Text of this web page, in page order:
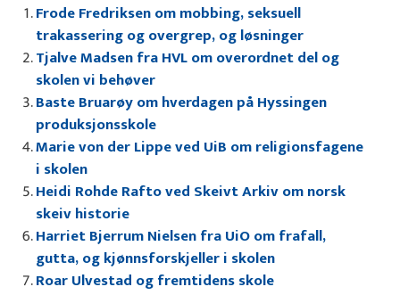
Frode Fredriksen om mobbing, seksuell
trakassering og overgrep, og løsninger
Tjalve Madsen fra HVL om overordnet del og
skolen vi behøver
Baste Bruarøy om hverdagen på Hyssingen
produksjonsskole
Marie von der Lippe ved UiB om religionsfagene
i skolen
Heidi Rohde Rafto ved Skeivt Arkiv om norsk
skeiv historie
Harriet Bjerrum Nielsen fra UiO om frafall,
gutta, og kjønnsforskjeller i skolen
Roar Ulvestad og fremtidens skole